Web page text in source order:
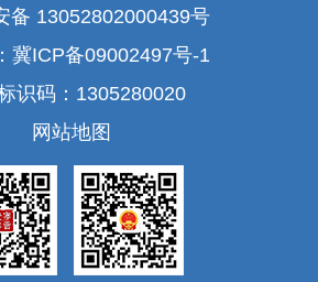
备 13052802000439号
冀ICP备09002497号-1
识码：1305280020
网站地图